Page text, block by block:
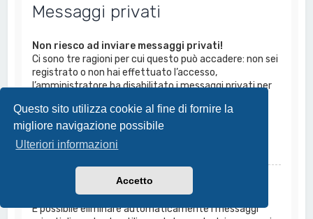
Questo sito utilizza cookie al fine di fornire la
migliore navigazione possibile
Ulteriori informazioni
Accetto
Messaggi privati
Non riesco ad inviare messaggi privati!
Ci sono tre ragioni per cui questo può accadere: non sei
registrato o non hai effettuato l’accesso,
l’amministratore ha disabilitato i messaggi privati per
tuo caso è l’ultimo, prova a chiederne il motivo
all’amministratore.
Top
Continuano ad arrivarmi messaggi privati
indesiderati!
È possibile eliminare automaticamente i messaggi